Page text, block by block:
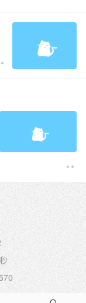
秒